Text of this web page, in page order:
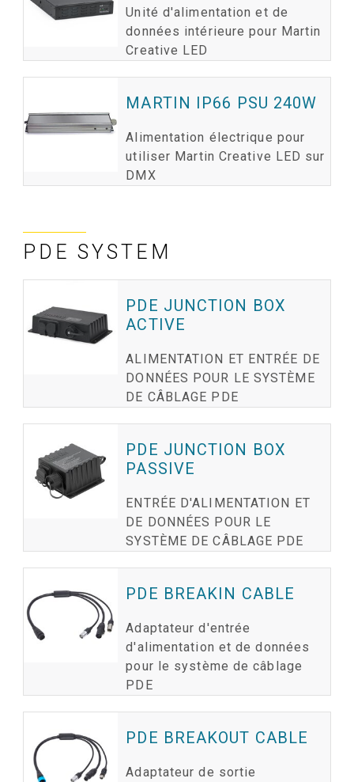
Unité d'alimentation et de
données intérieure pour Martin
Creative LED
MARTIN IP66 PSU 240W
Alimentation électrique pour
utiliser Martin Creative LED sur
DMX
PDE SYSTEM
PDE JUNCTION BOX
ACTIVE
ALIMENTATION ET ENTRÉE DE
DONNÉES POUR LE SYSTÈME
DE CÂBLAGE PDE
PDE JUNCTION BOX
PASSIVE
ENTRÉE D'ALIMENTATION ET
DE DONNÉES POUR LE
SYSTÈME DE CÂBLAGE PDE
PDE BREAKIN CABLE
Adaptateur d'entrée
d'alimentation et de données
pour le système de câblage
PDE
PDE BREAKOUT CABLE
Adaptateur de sortie